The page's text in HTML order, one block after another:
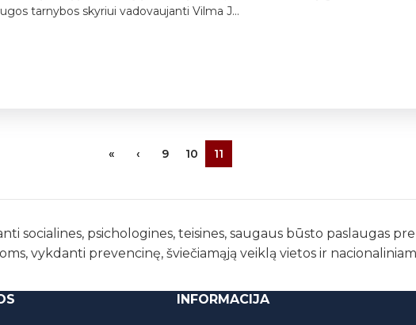
tarnybos skyriui vadovaujanti Vilma J...
« ‹ 9 10 11
socialines, psichologines, teisines, saugaus būsto paslaugas
vykdanti prevencinę, šviečiamąją veiklą vietos ir
INFORMACIJA